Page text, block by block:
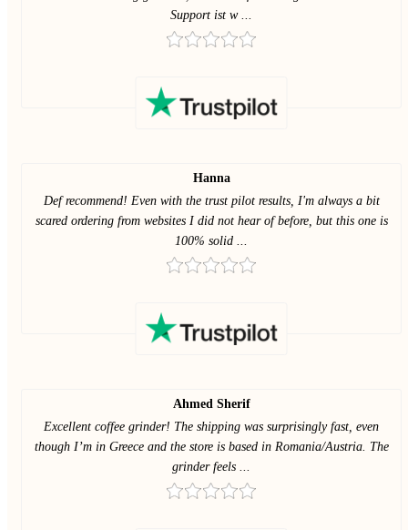
Support ist w ...
Hanna
Def recommend! Even with the trust pilot results, I'm always a bit
scared ordering from websites I did not hear of before, but this one is
100% solid ...
Ahmed Sherif
Excellent coffee grinder! The shipping was surprisingly fast, even
though I’m in Greece and the store is based in Romania/Austria. The
grinder feels ...